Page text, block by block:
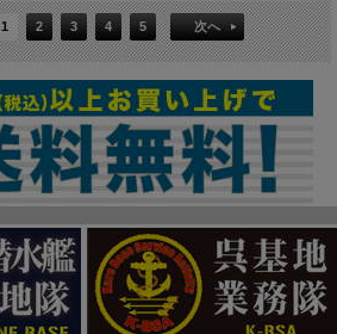
1 2 3 4 5 次へ